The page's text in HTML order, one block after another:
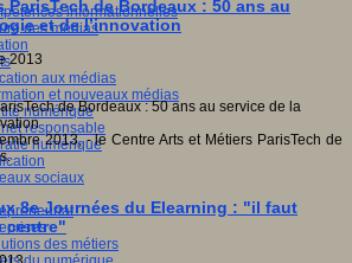
informationnelles
des médias
aux médias
et nouveaux médias
numérique
responsable
numérique
sociaux
des métiers
ParisTech de Bordeaux : 50 ans au
et de l’innovation
2013
2013, - le Centre Arts et Métiers ParisTech de
8e Journées du Elearning : "il faut
centre"